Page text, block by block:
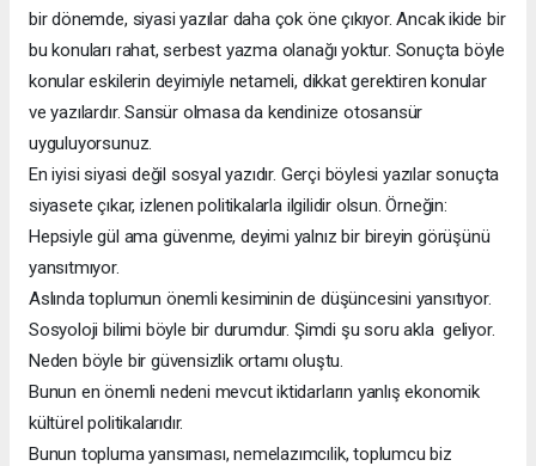
bir dönemde, siyasi yazılar daha çok öne çıkıyor. Ancak ikide bir
bu konuları rahat, serbest yazma olanağı yoktur. Sonuçta böyle
konular eskilerin deyimiyle netameli, dikkat gerektiren konular
ve yazılardır. Sansür olmasa da kendinize otosansür
uyguluyorsunuz.
En iyisi siyasi değil sosyal yazıdır. Gerçi böylesi yazılar sonuçta
siyasete çıkar, izlenen politikalarla ilgilidir olsun. Örneğin:
Hepsiyle gül ama güvenme, deyimi yalnız bir bireyin görüşünü
yansıtmıyor.
Aslında toplumun önemli kesiminin de düşüncesini yansıtıyor.
Sosyoloji bilimi böyle bir durumdur. Şimdi şu soru akla geliyor.
Neden böyle bir güvensizlik ortamı oluştu.
Bunun en önemli nedeni mevcut iktidarların yanlış ekonomik
kültürel politikalarıdır.
Bunun topluma yansıması, nemelazımcılik, toplumcu biz